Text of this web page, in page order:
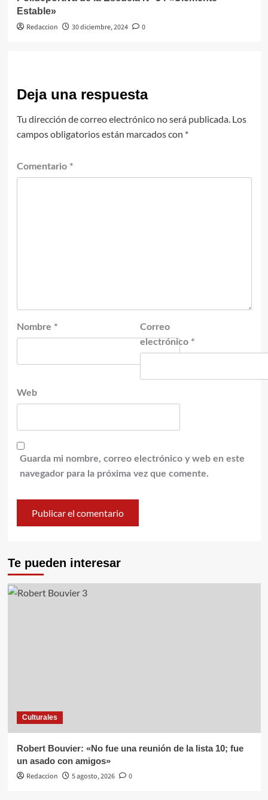
Estable»
Redaccion
30 diciembre, 2024 0
Deja una respuesta
Tu dirección de correo electrónico no será publicada. Los
campos obligatorios están marcados con *
Comentario *
Nombre *
Correo
electrónico *
Web
Guarda mi nombre, correo electrónico y web en este
navegador para la próxima vez que comente.
Te pueden interesar
Culturales
Robert Bouvier: «No fue una reunión de la lista 10; fue
un asado con amigos»
Redaccion
5 agosto, 2026 0